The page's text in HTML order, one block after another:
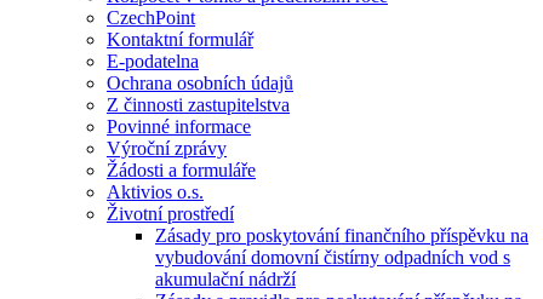
CzechPoint
Kontaktní formulář
E-podatelna
Ochrana osobních údajů
Z činnosti zastupitelstva
Povinné informace
Výroční zprávy
Žádosti a formuláře
Aktivios o.s.
Životní prostředí
Zásady pro poskytování finančního příspěvku na
vybudování domovní čistírny odpadních vod s
akumulační nádrží